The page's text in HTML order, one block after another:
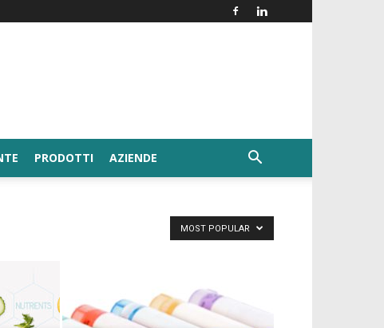
PRODOTTI AZIENDE
MOST POPULAR